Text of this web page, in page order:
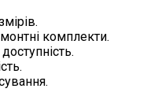
комплекти.